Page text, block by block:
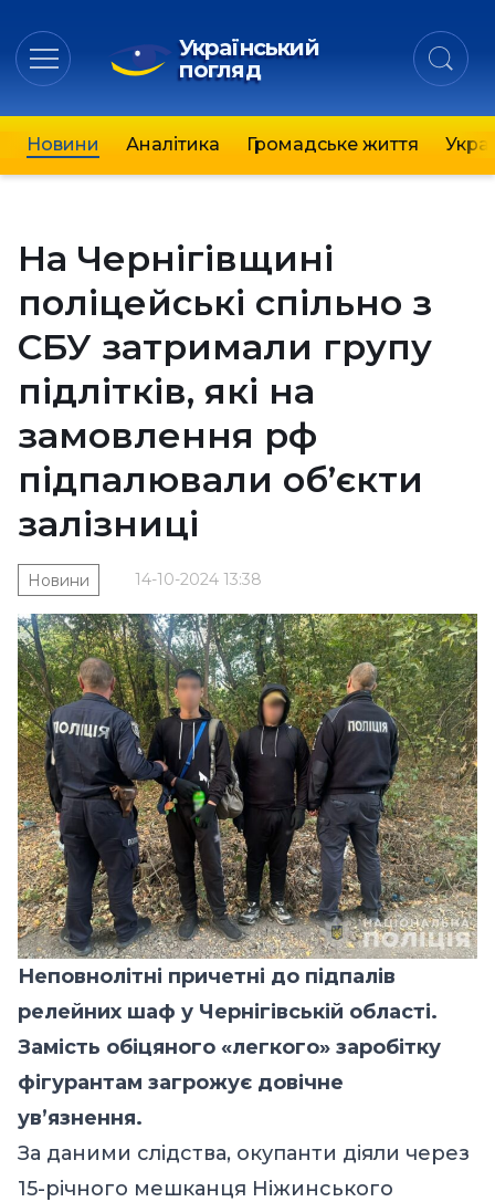
Український
погляд
Новини Аналітика Громадське життя
На Чернігівщині
поліцейські спільно з
СБУ затримали групу
підлітків, які на
замовлення рф
підпалювали об’єкти
залізниці
14-10-2024 13:38
Новини
Неповнолітні причетні до підпалів
релейних шаф у Чернігівській області.
Замість обіцяного «легкого» заробітку
фігурантам загрожує довічне
ув’язнення.
За даними слідства, окупанти діяли через
15-річного мешканця Ніжинського